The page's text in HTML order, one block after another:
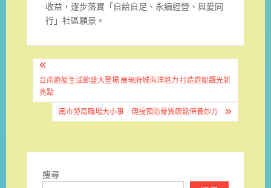
收益，逐步落實「自給自足、 永續經營、與愛同
行」社區願景。
文
章
導
台南遊艇生活節盛大登場 展現府城海洋魅力 打造遊艇觀光新
亮點
南市勞局職場大小事 傳授預防骨質疏鬆保養妙方
搜尋